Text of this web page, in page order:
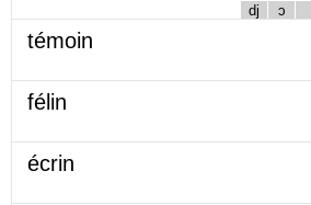
dj ɔ
témoin
félin
écrin